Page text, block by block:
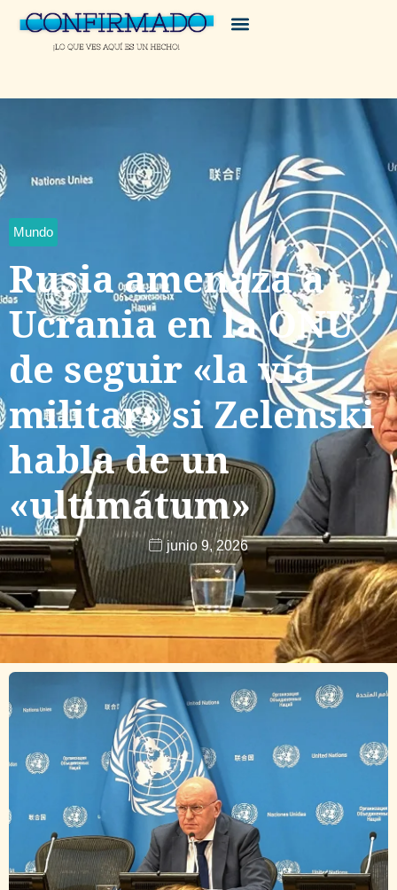
Mundo
Rusia amenaza a
Ucrania en la ONU
de seguir «la vía
militar» si Zelenski
habla de un
«ultimátum»
junio 9, 2026